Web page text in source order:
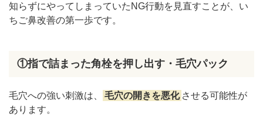
知らずにやってしまっていたNG行動を見直すことが、い
ちご鼻改善の第一歩です。
①指で詰まった角栓を押し出す・毛穴パック
毛穴への強い刺激は、 毛穴の開きを悪化 させる可能性が
あります。